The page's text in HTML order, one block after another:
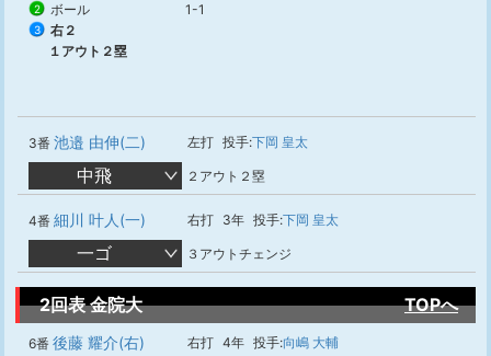
2 ボール 1-1
3
右２
１アウト２塁
3番 池邉 由伸(二) 左打 投手:下岡 皇太
中飛 ２アウト２塁
4番 細川 叶人(一) 右打 3年 投手:下岡 皇太
一ゴ ３アウトチェンジ
2回表 金院大 TOPへ
6番 後藤 耀介(右) 右打 4年 投手:向嶋 大輔